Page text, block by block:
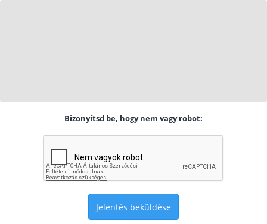
Bizonyítsd be, hogy nem vagy robot:
Jelentés beküldése